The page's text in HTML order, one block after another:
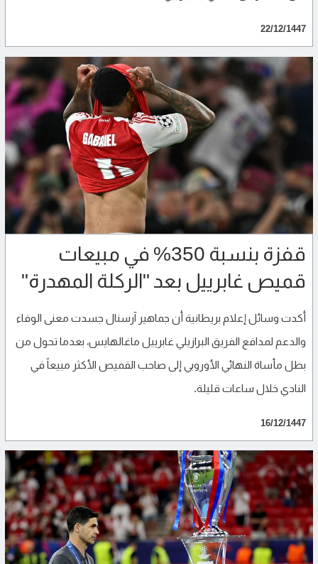
22/12/1447
قفزة بنسبة 350% في مبيعات
قميص غابرييل بعد "الركلة المهدرة"
أكدت وسائل إعلام بريطانية أن جماهير آرسنال جسدت معنى الوفاء
والدعم لمدافع الفريق البرازيلي غابرييل ماغالهايس، بعدما تحول من
بطل مأساة النهائي الأوروبي إلى صاحب القميص الأكثر مبيعاً في
النادي خلال ساعات قليلة.
16/12/1447